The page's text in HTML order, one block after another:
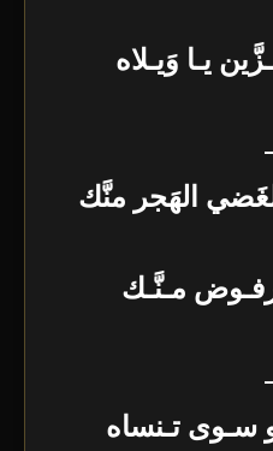
يـا وَيـلاه
_
الهَجر منَّك
مـنَّـك
_
سـوى تـنساه